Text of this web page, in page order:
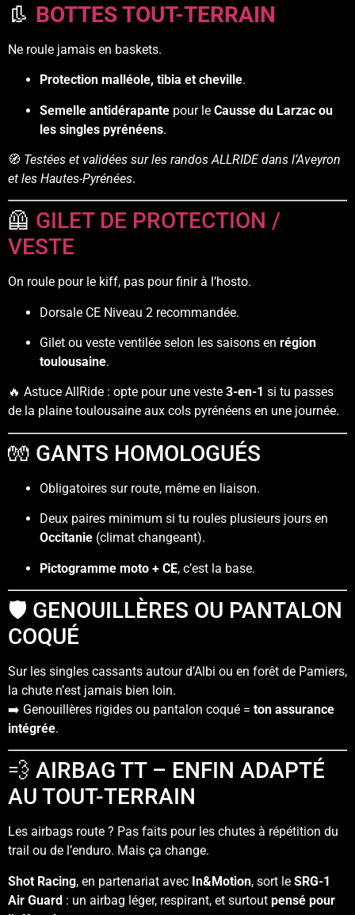
👢 BOTTES TOUT-TERRAIN
Ne roule jamais en baskets.
Protection malléole, tibia et cheville.
Semelle antidérapante pour le Causse du Larzac ou
les singles pyrénéens.
🧭 Testées et validées sur les randos ALLRIDE dans l’Aveyron
et les Hautes-Pyrénées.
🦺 GILET DE PROTECTION /
VESTE
On roule pour le kiff, pas pour finir à l’hosto.
Dorsale CE Niveau 2 recommandée.
Gilet ou veste ventilée selon les saisons en région
toulousaine.
🔥 Astuce AllRide : opte pour une veste 3-en-1 si tu passes
de la plaine toulousaine aux cols pyrénéens en une journée.
🧤 GANTS HOMOLOGUÉS
Obligatoires sur route, même en liaison.
Deux paires minimum si tu roules plusieurs jours en
Occitanie (climat changeant).
Pictogramme moto + CE, c’est la base.
🛡️ GENOUILLÈRES OU PANTALON
COQUÉ
Sur les singles cassants autour d’Albi ou en forêt de Pamiers,
la chute n’est jamais bien loin.
➡️ Genouillères rigides ou pantalon coqué = ton assurance
intégrée.
💨 AIRBAG TT – ENFIN ADAPTÉ
AU TOUT-TERRAIN
Les airbags route ? Pas faits pour les chutes à répétition du
trail ou de l’enduro. Mais ça change.
Shot Racing, en partenariat avec In&Motion, sort le SRG-1
Air Guard : un airbag léger, respirant, et surtout pensé pour